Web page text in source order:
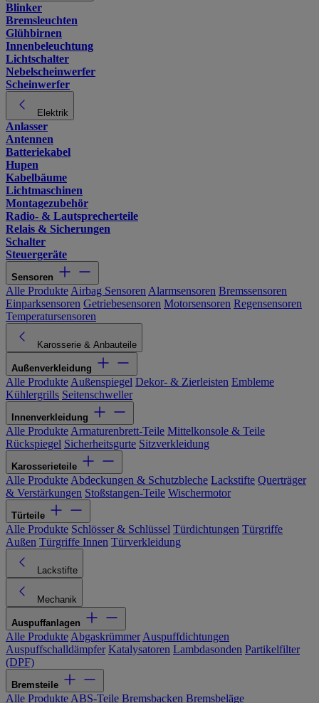
Blinker
Bremsleuchten
Glühbirnen
Innenbeleuchtung
Lichtschalter
Nebelscheinwerfer
Scheinwerfer
Elektrik
Anlasser
Antennen
Batteriekabel
Hupen
Kabelbäume
Lichtmaschinen
Montagezubehör
Radio- & Lautsprecherteile
Relais & Sicherungen
Schalter
Steuergeräte
Sensoren
Alle Produkte Airbag Sensoren Alarmsensoren Bremssensoren
Einparksensoren Getriebesensoren Motorsensoren Regensensoren
Temperatursensoren
Karosserie & Anbauteile
Außenverkleidung
Alle Produkte Außenspiegel Dekor- & Zierleisten Embleme
Kühlergrills Seitenschweller
Innenverkleidung
Alle Produkte Armaturenbrett-Teile Mittelkonsole & Teile
Rückspiegel Sicherheitsgurte Sitzverkleidung
Karosserieteile
Alle Produkte Abdeckungen & Schutzbleche Lackstifte Querträger
& Verstärkungen Stoßstangen-Teile Wischermotor
Türteile
Alle Produkte Schlösser & Schlüssel Türdichtungen Türgriffe
Außen Türgriffe Innen Türverkleidung
Lackstifte
Mechanik
Auspuffanlagen
Alle Produkte Abgaskrümmer Auspuffdichtungen
Auspuffschalldämpfer Katalysatoren Lambdasonden Partikelfilter
(DPF)
Bremsteile
Alle Produkte ABS-Teile Bremsbacken Bremsbeläge